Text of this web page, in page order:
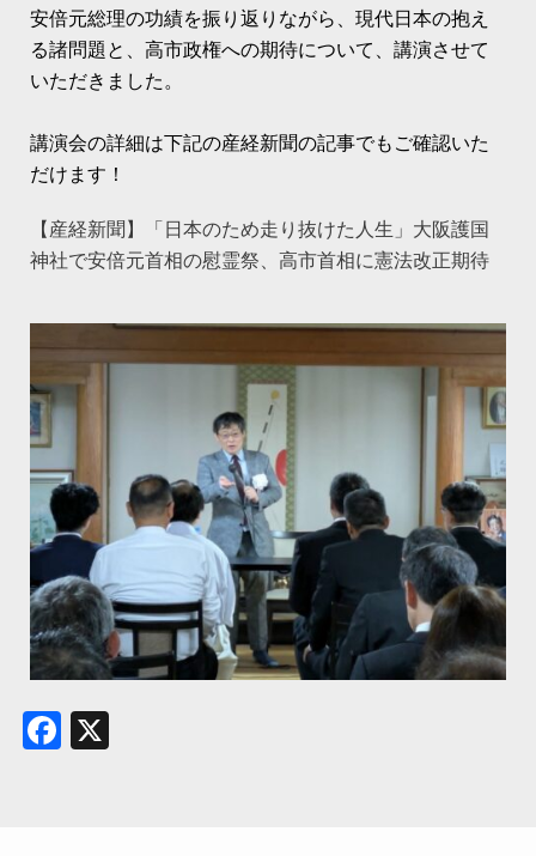
安倍元総理の功績を振り返りながら、現代日本の抱え
る諸問題と、高市政権への期待について、講演させて
いただきました。
講演会の詳細は下記の産経新聞の記事でもご確認いた
だけます！
【産経新聞】「日本のため走り抜けた人生」大阪護国
神社で安倍元首相の慰霊祭、高市首相に憲法改正期待
Facebook